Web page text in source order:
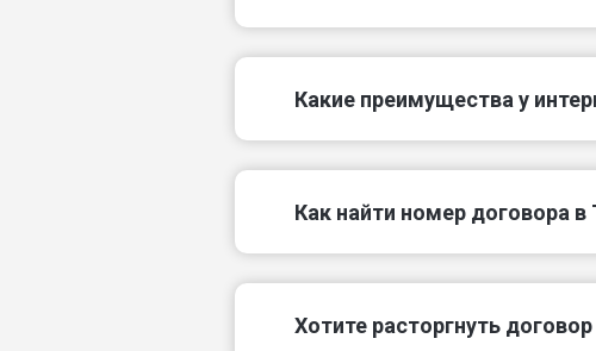
Какие преимущества у
Как найти номер договора в
Хотите расторгнуть